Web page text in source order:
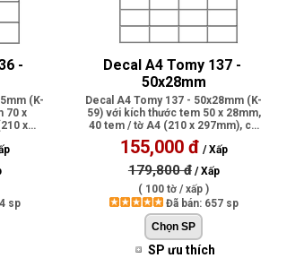
-
(K-
70 x
x
sp
Decal A4 Tomy 137 -
50x28mm
Decal A4 Tomy 137 - 50x28mm (K-
59) với kích thước tem 50 x 28mm,
40 tem / tờ A4 (210 x 297mm), có
ph..
155,000 đ / Xấp
179,800 đ/ Xấp
( 100 tờ / xấp )
Đã bán: 657 sp
SP ưu thích